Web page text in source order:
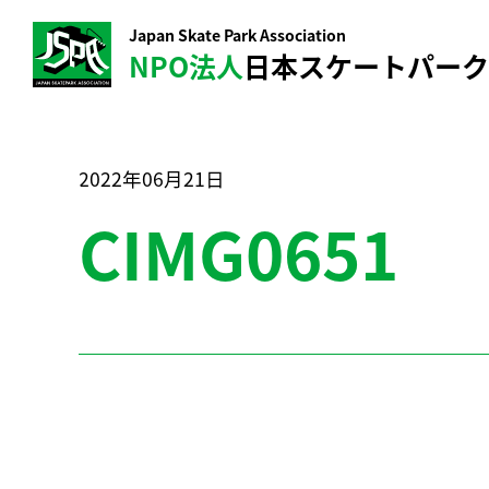
Japan Skate Park Association
NPO法人日本スケートパー
2022年06月21日
CIMG0651